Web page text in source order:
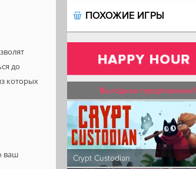
до
которых
ваш
ПОХОЖИЕ ИГРЫ
Выгодное предложение!
Crypt Custodian